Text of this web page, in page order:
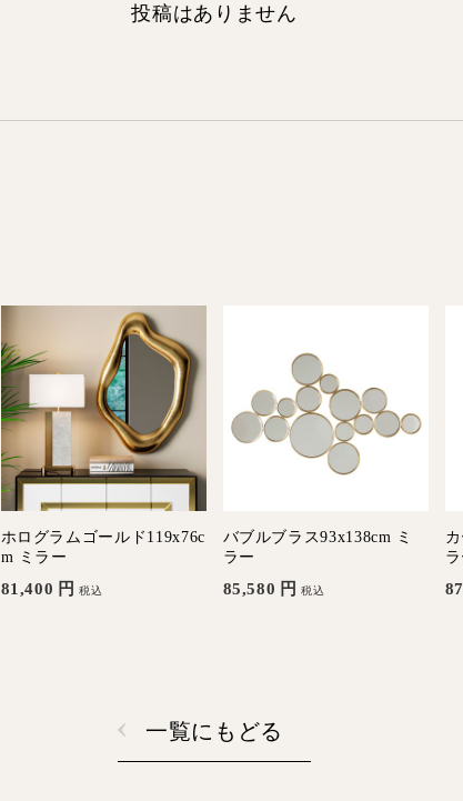
投稿はありません
ホログラムゴールド119x76c
m ミラー
81,400 円 税込
バブルブラス93x138cm ミ
ラー
85,580 円 税込
一覧にもどる